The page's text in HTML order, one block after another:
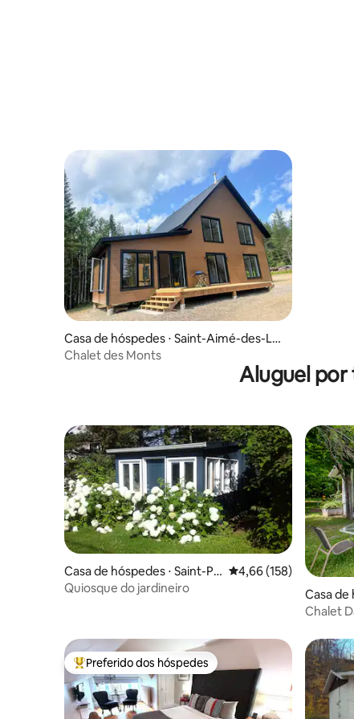
Casa de hóspedes ⋅ Saint-Aimé-des-Lac
s
Chalet des Monts
Aluguel por
Casa de hóspedes ⋅ Saint-Pi
erre-de-l'Île-d'Orléans
4,66 de uma avaliação
4,66 (158)
Quiosque do jardineiro
Casa de
City
Chalet
Entre os melhores preferidos dos hóspedes
Preferido dos hóspedes